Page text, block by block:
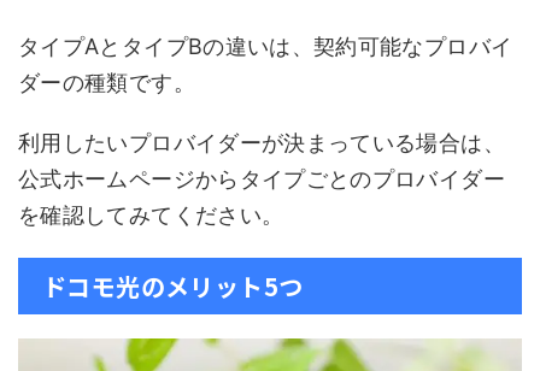
タイプAとタイプBの違いは、契約可能なプロバイ
ダーの種類です。
利用したいプロバイダーが決まっている場合は、
公式ホームページからタイプごとのプロバイダー
を確認してみてください。
ドコモ光のメリット5つ